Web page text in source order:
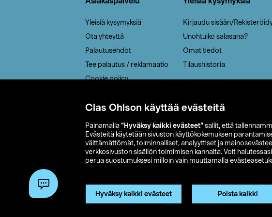
Clas Ohlson käyttää evästeitä
Painamalla ”Hyväksy kaikki evästeet” sallit, että
Evästeitä käytetään sivuston käyttökokemuksen
välttämättömät, toiminnalliset, analyyttiset ja
verkkosivuston sisällön toimimisen kannalta. Voit
perua suostumuksesi milloin vain muuttamalla
Hyväksy kaikki evästeet Poista kaikki
Yleisiä kysymyksiä
Ota yhteyttä
Palautusehdot
Tee palautus / reklamaatio
Cookie policy
Saavutettavuus
Kirjaudu sisään/
Unohtuiko salasana?
Omat tiedot
Tilaushistoria